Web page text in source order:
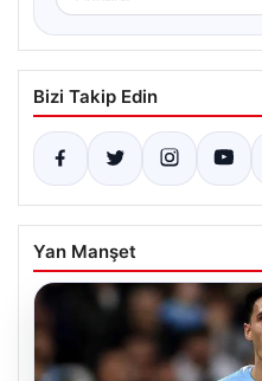
Bizi Takip Edin
Yan Manşet